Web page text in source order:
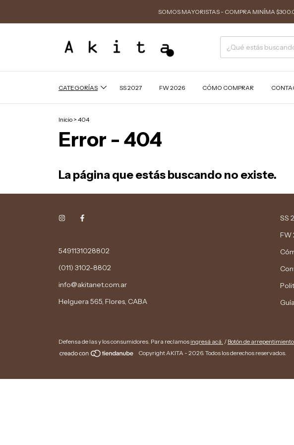
SOMOS MAYORISTAS - COMPRA MINÍMA
CATEGORÍAS SS 2027 FW 2026 CÓMO COMPRAR
Inicio > 404
Error - 404
La página que estás buscando no existe.
5491131028802
(011) 3102-8802
info@akitanet.com.ar
Helguera 565, Flores, CABA
SS
FW
Defensa de las y los consumidores. Para reclamos ingresá acá. / Botón de arrepentimiento
Copyright AKITA - 2026. Todos los derechos reservados.